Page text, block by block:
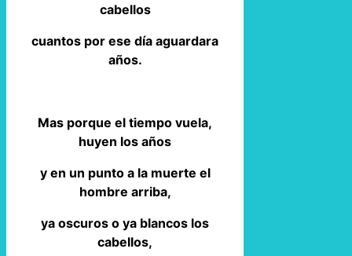
cabellos
cuantos por ese día aguardara
años.
Mas porque el tiempo vuela,
huyen los años
y en un punto a la muerte el
hombre arriba,
ya oscuros o ya blancos los
cabellos,